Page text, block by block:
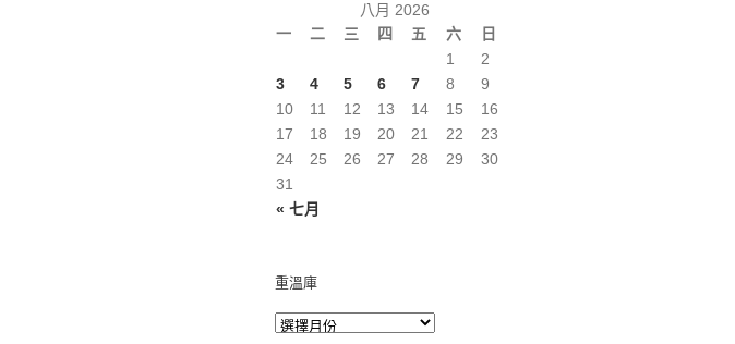
八月 2026
一
二 三 四 五 六 日
« 七月
1
2
3
4 5 6 7 8
9
10
11 12 13 14 15
16
17
18 19 20 21 22
23
24
25 26 27 28 29
30
31
重溫庫